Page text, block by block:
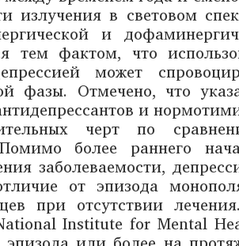
излучения в световом
и
тем фактом, что
может
фазы. Отмечено, что
и
черт по
более раннего
заболеваемости,
от эпизода
при отсутствии
Institute for Mental